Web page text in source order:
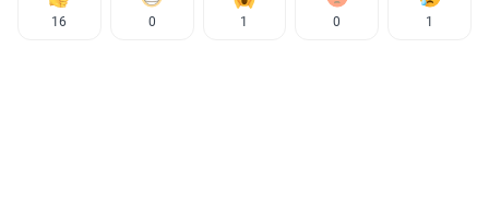
16 0 1 0 1